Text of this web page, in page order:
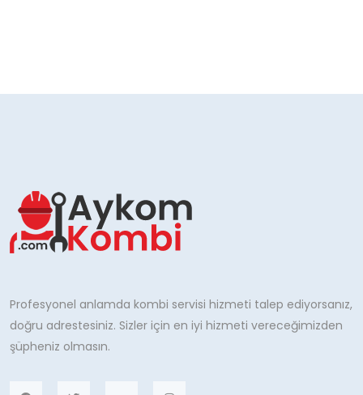
Profesyonel anlamda kombi servisi hizmeti talep ediyorsanız,
doğru adrestesiniz. Sizler için en iyi hizmeti vereceğimizden
şüpheniz olmasın.